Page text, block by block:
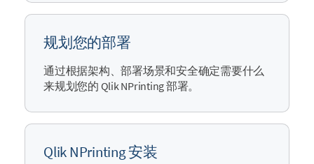
规划您的部署
通过根据架构、部署场景和安全确定需要什么
来规划您的 Qlik NPrinting部署。
Qlik NPrinting 安装